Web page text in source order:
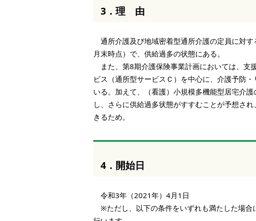
3．理 由
通所介護及び地域密着型通所介護の定員に対
月末時点）で、供給過多の状態にある。
また、第8期介護保険事業計画においては、支
ビス（通所型サービスＣ）を中心に、介護予防
いる。加えて、（看護）小規模多機能型居宅介
し、さらに供給過多状態がすすむことが予想さ
きるため。
4．開始日
令和3年（2021年）4月1日
※ただし、以下の条件をいずれも満たした場